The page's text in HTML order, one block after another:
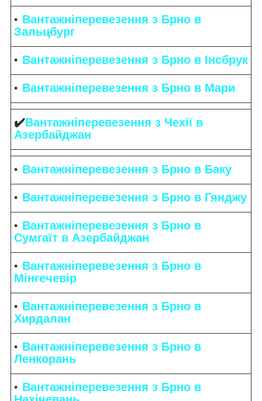
Вантажніперевезення з Брно в
Зальцбург
Вантажніперевезення з Брно в Інсбрук
Вантажніперевезення з Брно в Мари
✔️Вантажніперевезення з Чехії в
Азербайджан
Вантажніперевезення з Брно в Баку
Вантажніперевезення з Брно в Гянджу
Вантажніперевезення з Брно в
Сумгаїт в Азербайджан
Вантажніперевезення з Брно в
Мінгечевір
Вантажніперевезення з Брно в
Хирдалан
Вантажніперевезення з Брно в
Ленкорань
Вантажніперевезення з Брно в